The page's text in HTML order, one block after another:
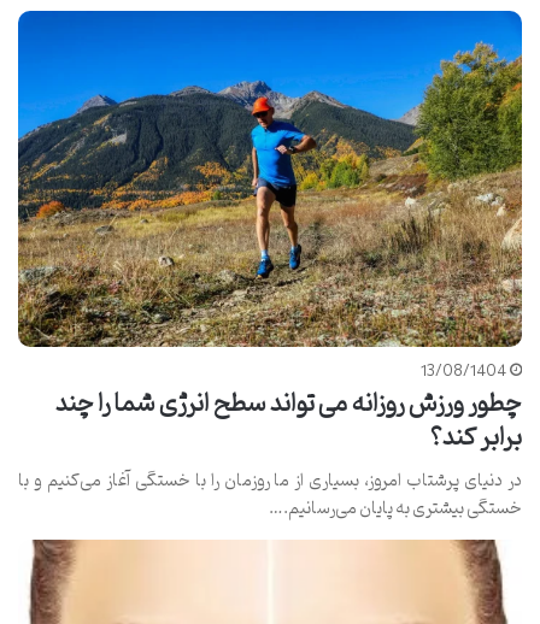
13/08/1404
چطور ورزش روزانه می تواند سطح انرژی شما را چند
برابر کند؟
در دنیای پرشتاب امروز، بسیاری از ما روزمان را با خستگی آغاز می‌کنیم و با
خستگی بیشتری به پایان می‌رسانیم.…